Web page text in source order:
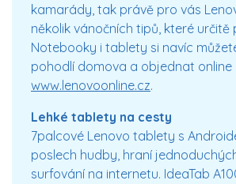
kamarády, tak právě pro vás
několik vánočních tipů, které určitě
Notebooky i tablety si navíc
pohodlí domova a objednat online
www.lenovoonline.cz.
Lehké tablety na cesty
7palcové Lenovo tablety s
poslech hudby, hraní
surfování na internetu. IdeaTab